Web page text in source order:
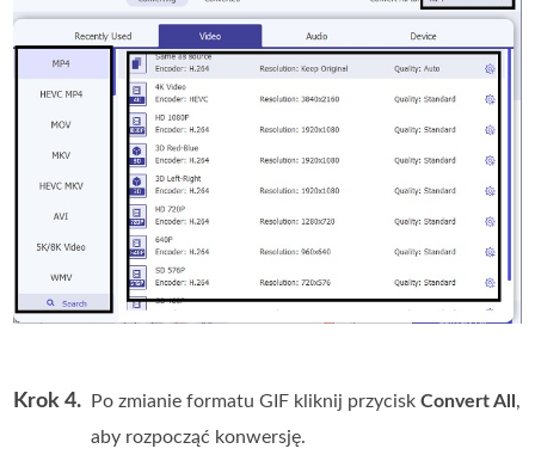
Krok 4. Po zmianie formatu GIF kliknij przyciskConvert All ,
aby rozpocząć konwersję.